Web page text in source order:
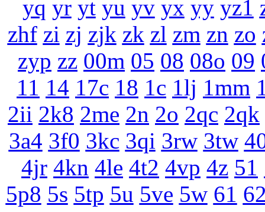
yq yr yt yu yv yx yy yz1
zhf zi zj zjk zk zl zm zn zo
zyp zz 00m 05 08 08o 09
11 14 17c 18 1c 1lj 1mm
2ii 2k8 2me 2n 2o 2qc 2qk
3a4 3f0 3kc 3qi 3rw 3tw
4jr 4kn 4le 4t2 4vp 4z 51
5p8 5s 5tp 5u 5ve 5w 61